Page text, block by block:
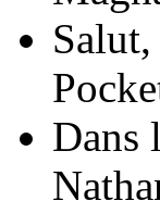
Dans